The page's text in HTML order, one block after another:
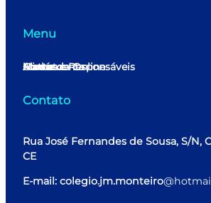
Menu
Home
Minha conta
Matrícula Online
Alunos e Responsáveis
Contato
Contato
Rua José Fernandes de Sousa, S/N,
CE
E-mail: colegio.jm.monteiro